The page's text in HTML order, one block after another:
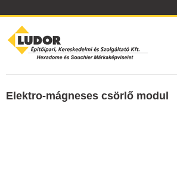
Elektro-mágneses csörlő modul